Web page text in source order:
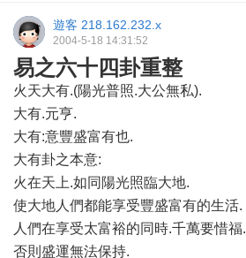
遊客 218.162.232.x
2004-5-18 14:31:52
易之六十四卦重整
火天大有.(陽光普照.大公無私).
大有.元亨.
大有:意豐盛富有也.
大有卦之本意:
火在天上.如同陽光照臨大地.
使大地人們都能享受豐盛富有的生活.
人們在享受太富裕的同時.千萬要惜福.
否則盛運無法保持.